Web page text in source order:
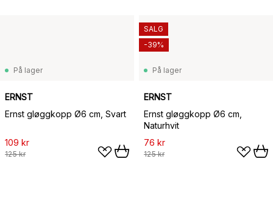
På lager
ERNST
Ernst gløggkopp Ø6 cm, Svart
109 kr
125 kr
På lager
ERNST
Ernst gløggkopp Ø6 cm,
Naturhvit
76 kr
125 kr
SALG
-39%